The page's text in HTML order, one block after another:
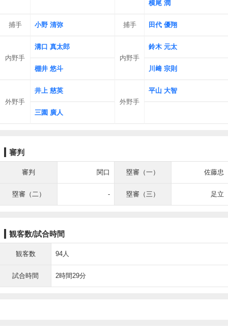
横尾 潤
捕手 小野 清弥 捕手 田代 優翔
内野手
溝口 真太郎
内野手
鈴木 元太
棚井 悠斗 川﨑 宗則
外野手
井上 慈英
外野手
平山 大智
三園 廣人
審判
審判 関口 塁審（一） 佐藤忠
塁審（二） - 塁審（三） 足立
観客数/試合時間
観客数 94人
試合時間 2時間29分